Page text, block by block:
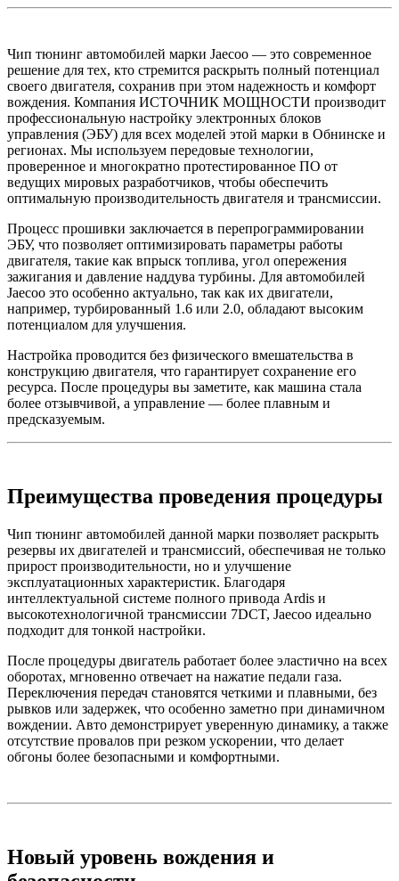
Чип тюнинг автомобилей марки Jaecoo — это современное
решение для тех, кто стремится раскрыть полный потенциал
своего двигателя, сохранив при этом надежность и комфорт
вождения. Компания ИСТОЧНИК МОЩНОСТИ производит
профессиональную настройку электронных блоков
управления (ЭБУ) для всех моделей этой марки в Обнинске и
регионах. Мы используем передовые технологии,
проверенное и многократно протестированное ПО от
ведущих мировых разработчиков, чтобы обеспечить
оптимальную производительность двигателя и трансмиссии.
Процесс прошивки заключается в перепрограммировании
ЭБУ, что позволяет оптимизировать параметры работы
двигателя, такие как впрыск топлива, угол опережения
зажигания и давление наддува турбины. Для автомобилей
Jaecoo это особенно актуально, так как их двигатели,
например, турбированный 1.6 или 2.0, обладают высоким
потенциалом для улучшения.
Настройка проводится без физического вмешательства в
конструкцию двигателя, что гарантирует сохранение его
ресурса. После процедуры вы заметите, как машина стала
более отзывчивой, а управление — более плавным и
предсказуемым.
Преимущества проведения процедуры
Чип тюнинг автомобилей данной марки позволяет раскрыть
резервы их двигателей и трансмиссий, обеспечивая не только
прирост производительности, но и улучшение
эксплуатационных характеристик. Благодаря
интеллектуальной системе полного привода Ardis и
высокотехнологичной трансмиссии 7DCT, Jaecoo идеально
подходит для тонкой настройки.
После процедуры двигатель работает более эластично на всех
оборотах, мгновенно отвечает на нажатие педали газа.
Переключения передач становятся четкими и плавными, без
рывков или задержек, что особенно заметно при динамичном
вождении. Авто демонстрирует уверенную динамику, а также
отсутствие провалов при резком ускорении, что делает
обгоны более безопасными и комфортными.
Новый уровень вождения и